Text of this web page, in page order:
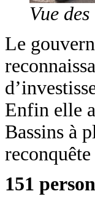
Vue
Le
Enfin elle
Bassins à
151